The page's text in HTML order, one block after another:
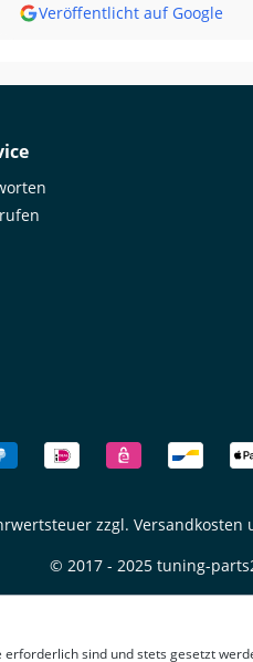
Veröffentlicht auf Google
zzgl. Versandkosten
© 2017 - 2025 tuning-
sind und stets gesetzt